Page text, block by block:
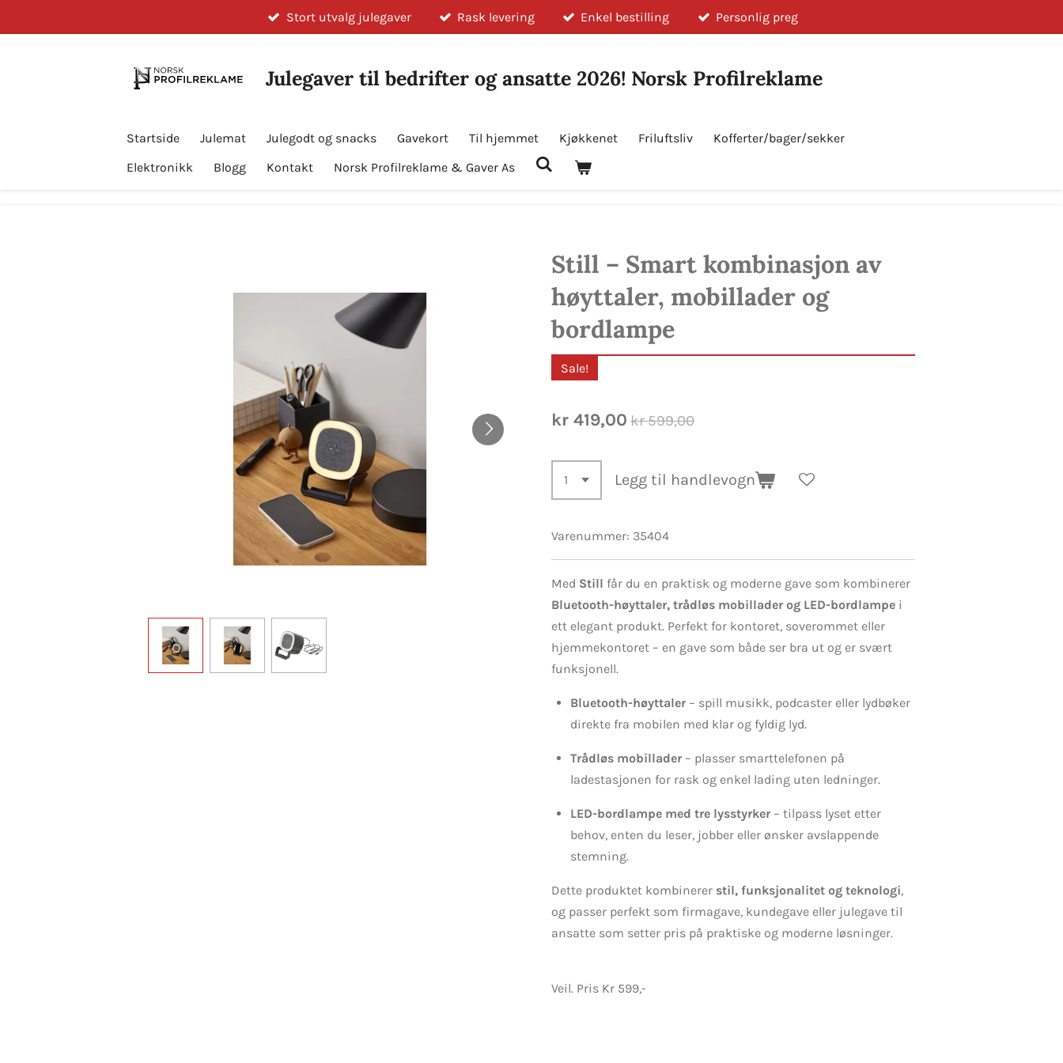
Stort utvalg julegaver Rask levering Enkel bestilling Personlig preg
Julegaver til bedrifter og ansatte 2026! Norsk Profilreklame
Startside Julemat Julegodt og snacks Gavekort Til hjemmet Kjøkkenet Friluftsliv
Kofferter/bager/sekker
Elektronikk
Blogg Kontakt Norsk Profilreklame & Gaver As
Still – Smart kombinasjon av
høyttaler, mobillader og
bordlampe
Sale!
kr 419,00 kr 599,00
Legg til handlevogn
Varenummer: 35404
Med Still får du en praktisk og moderne gave som kombinerer
Bluetooth-høyttaler, trådløs mobillader og LED-bordlampe i
ett elegant produkt. Perfekt for kontoret, soverommet eller
hjemmekontoret – en gave som både ser bra ut og er svært
funksjonell.
Bluetooth-høyttaler – spill musikk, podcaster eller lydbøker
direkte fra mobilen med klar og fyldig lyd.
Trådløs mobillader – plasser smarttelefonen på
ladestasjonen for rask og enkel lading uten ledninger.
LED-bordlampe med tre lysstyrker – tilpass lyset etter
behov, enten du leser, jobber eller ønsker avslappende
stemning.
Dette produktet kombinerer stil, funksjonalitet og teknologi,
og passer perfekt som firmagave, kundegave eller julegave til
ansatte som setter pris på praktiske og moderne løsninger.
Veil. Pris Kr 599,-